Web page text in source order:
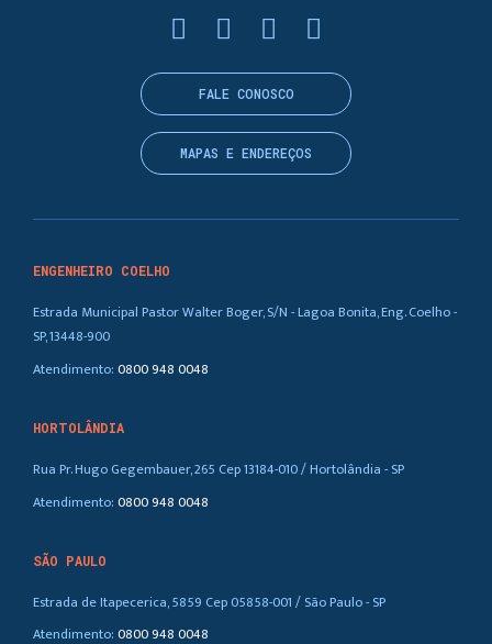
ENGENHEIRO COELHO
Estrada Municipal Pastor Walter Boger, S/N - Lagoa Bonita, Eng. Coelho -
SP, 13448-900
Atendimento:0800 948 0048
HORTOLÂNDIA
Rua Pr. Hugo Gegembauer, 265 Cep 13184-010 / Hortolândia - SP
Atendimento:0800 948 0048
SÃO PAULO
Estrada de Itapecerica, 5859 Cep 05858-001 / São Paulo - SP
Atendimento:0800 948 0048
FALE CONOSCO
MAPAS E ENDEREÇOS